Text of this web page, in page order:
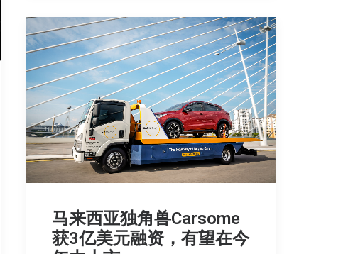
马来西亚独角兽Carsome
获3亿美元融资，有望在今